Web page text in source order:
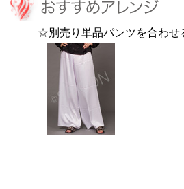
☆別売り単品パンツを合わせ